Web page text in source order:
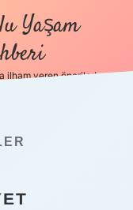
Yaşam
ilham veren öneriler!